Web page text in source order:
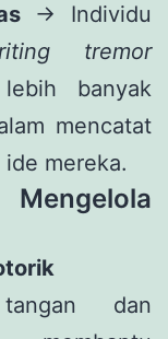
→ Individu
tremor
banyak
mencatat
mereka.
dan